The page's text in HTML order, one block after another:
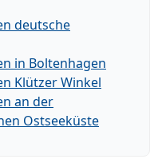
deutsche
in Boltenhagen
Klützer Winkel
an der
Ostseeküste